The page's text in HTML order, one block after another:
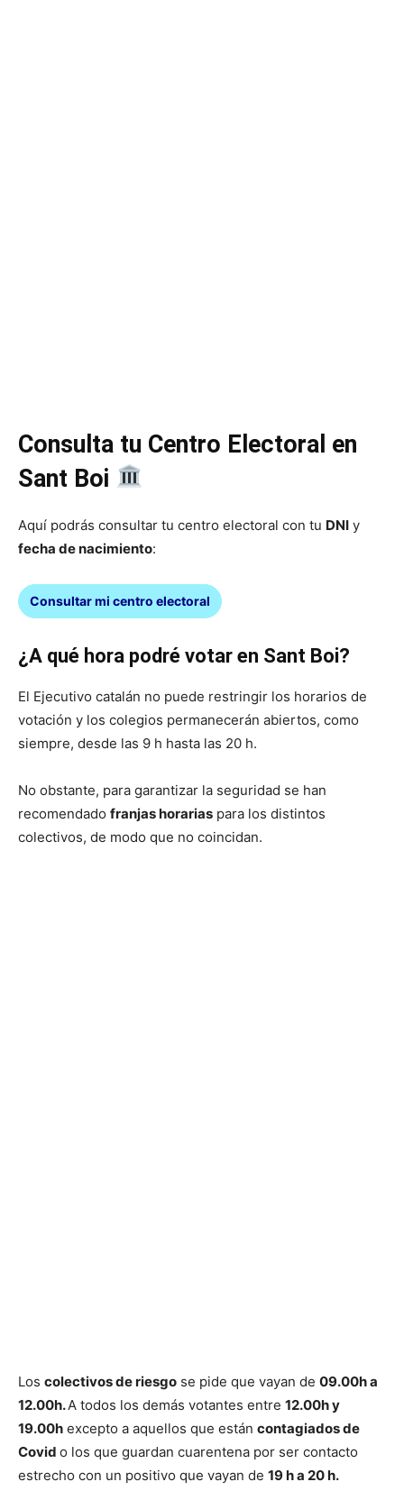
Consulta tu Centro Electoral en
Sant Boi
Aquí podrás consultar tu centro electoral con tu DNI y
fecha de nacimiento:
Consultar mi centro electoral
¿A qué hora podré votar en Sant Boi?
El Ejecutivo catalán no puede restringir los horarios de
votación y los colegios permanecerán abiertos, como
siempre, desde las 9 h hasta las 20 h.
No obstante, para garantizar la seguridad se han
recomendado franjas horarias para los distintos
colectivos, de modo que no coincidan.
Los colectivos de riesgo se pide que vayan de 09.00h a
12.00h.A todos los demás votantes entre 12.00h y
19.00h excepto a aquellos que están contagiados de
Covid o los que guardan cuarentena por ser contacto
estrecho con un positivo que vayan de 19 h a 20 h.